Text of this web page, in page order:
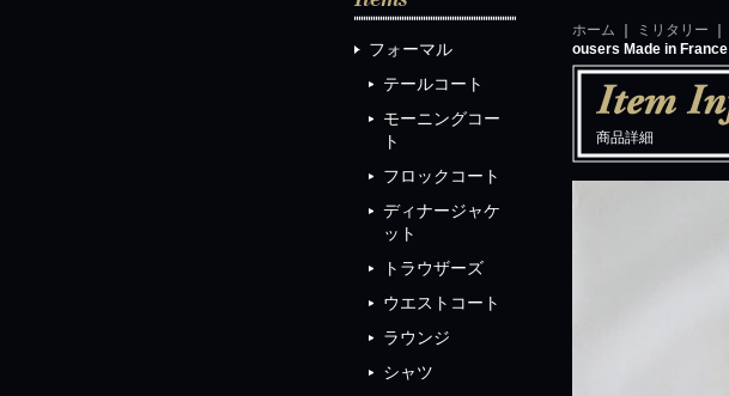
フォーマル
テールコート
モーニングコー
ト
フロックコート
ディナージャケ
ット
トラウザーズ
ウエストコート
ラウンジ
シャツ
ホーム ミリタリー
ousers Made in France
商品詳細